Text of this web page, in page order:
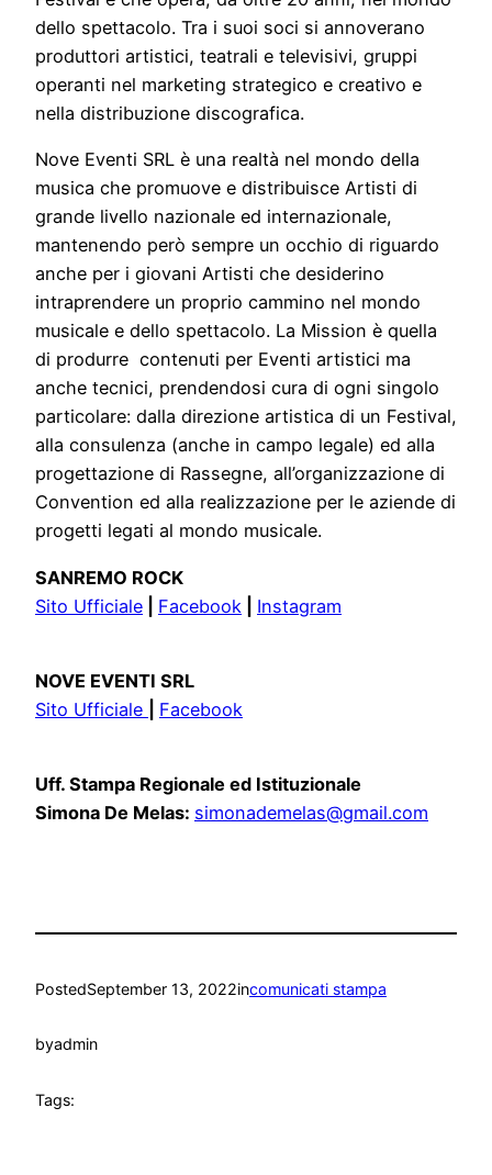
dello spettacolo. Tra i suoi soci si annoverano
produttori artistici, teatrali e televisivi, gruppi
operanti nel marketing strategico e creativo e
nella distribuzione discografica.
Nove Eventi SRL è una realtà nel mondo della
musica che promuove e distribuisce Artisti di
grande livello nazionale ed internazionale,
mantenendo però sempre un occhio di riguardo
anche per i giovani Artisti che desiderino
intraprendere un proprio cammino nel mondo
musicale e dello spettacolo. La Mission è quella
di produrre contenuti per Eventi artistici ma
anche tecnici, prendendosi cura di ogni singolo
particolare: dalla direzione artistica di un Festival,
alla consulenza (anche in campo legale) ed alla
progettazione di Rassegne, all’organizzazione di
Convention ed alla realizzazione per le aziende di
progetti legati al mondo musicale.
SANREMO ROCK
Sito Ufficiale
Facebook Instagram
NOVE EVENTI SRL
Sito Ufficiale
Facebook
Uff. Stampa Regionale ed Istituzionale
Simona De Melas: simonademelas@gmail.com
PostedSeptember 13, 2022incomunicati stampa
byadmin
Tags: